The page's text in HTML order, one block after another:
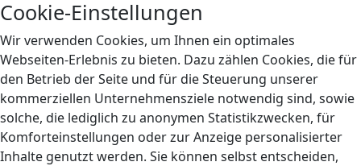
Cookie-Einstellungen
Wir verwenden Cookies, um Ihnen ein optimales
Webseiten-Erlebnis zu bieten. Dazu zählen Cookies, die für
den Betrieb der Seite und für die Steuerung unserer
kommerziellen Unternehmensziele notwendig sind, sowie
solche, die lediglich zu anonymen Statistikzwecken, für
Komforteinstellungen oder zur Anzeige personalisierter
Inhalte genutzt werden. Sie können selbst entscheiden,